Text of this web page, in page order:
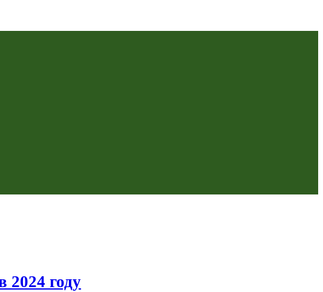
2024 году